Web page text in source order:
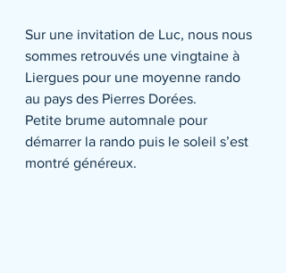
Sur une invitation de Luc, nous nous
sommes retrouvés une vingtaine à
Liergues pour une moyenne rando
au pays des Pierres Dorées.
Petite brume automnale pour
démarrer la rando puis le soleil s’est
montré généreux.